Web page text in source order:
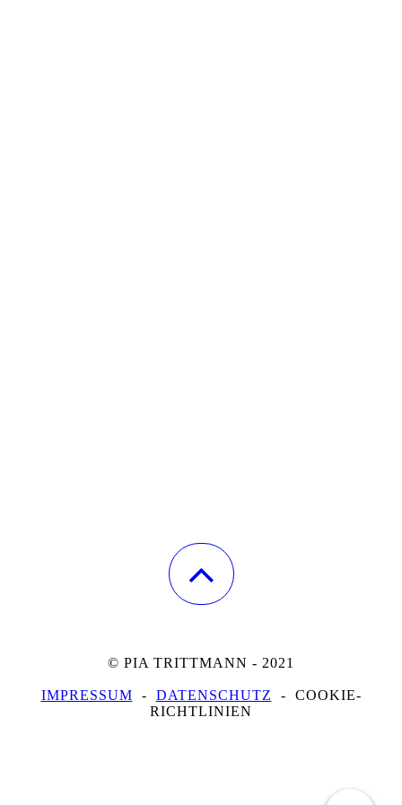
© PIA TRITTMANN - 2021
IMPRESSUM - DATENSCHUTZ - COOKIE-
RICHTLINIEN